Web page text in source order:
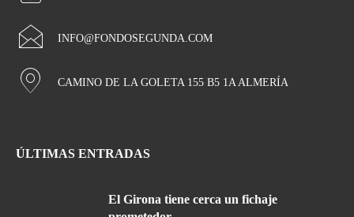
INFO@FONDOSEGUNDA.COM
CAMINO DE LA GOLETA 155 B5 1A ALMERÍA
ÚLTIMAS ENTRADAS
El Girona tiene cerca un fichaje